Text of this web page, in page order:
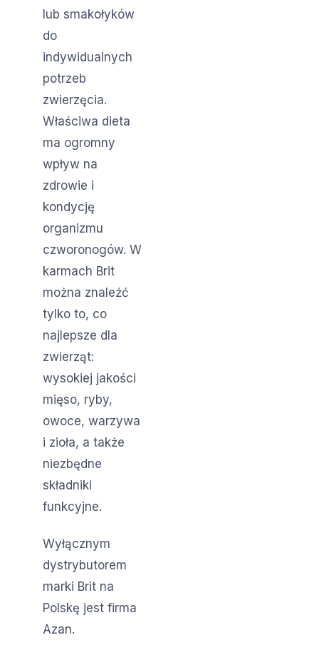
lub smakołyków
do
indywidualnych
potrzeb
zwierzęcia.
Właściwa dieta
ma ogromny
wpływ na
zdrowie i
kondycję
organizmu
czworonogów. W
karmach Brit
można znaleźć
tylko to, co
najlepsze dla
zwierząt:
wysokiej jakości
mięso, ryby,
owoce, warzywa
i zioła, a także
niezbędne
składniki
funkcyjne.
Wyłącznym
dystrybutorem
marki Brit na
Polskę jest firma
Azan.